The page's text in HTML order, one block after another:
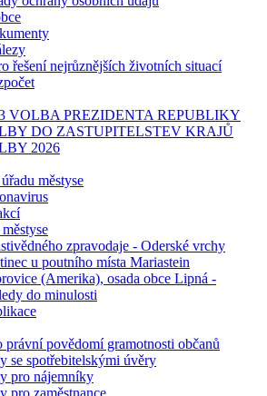
řešení nejrůznějších životních situací
VOLBA PREZIDENTA REPUBLIKY
DO ZASTUPITELSTEV KRAJŮ
2026
městyse
zpravodaje - Oderské vrchy
u poutního místa Mariastein
(Amerika), osada obce Lipná -
do minulosti
právní povědomí gramotnosti občanů
se spotřebitelskými úvěry
pro nájemníky
pro zaměstnance